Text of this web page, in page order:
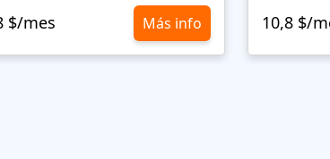
$/mes Más info 10,8 $/